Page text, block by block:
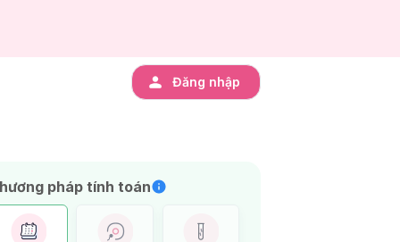
Đăng nhập
pháp tính toán